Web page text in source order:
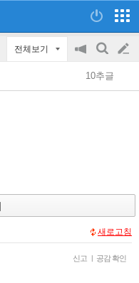
전체보기
공
지
on/off
검
색
글
쓰
10추글
새로고침
신고 | 공감 확인